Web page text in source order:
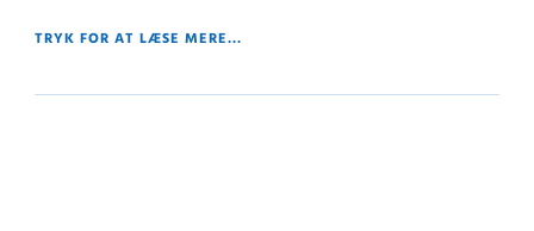
TRYK FOR AT LÆSE MERE...